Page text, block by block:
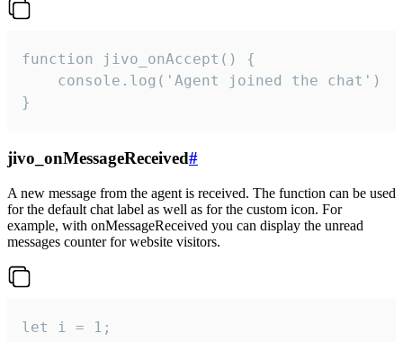
function jivo_onAccept() {
}
jivo_onMessageReceived#
A new message from the agent is received. The function can be used
for the default chat label as well as for the custom icon. For
example, with onMessageReceived you can display the unread
messages counter for website visitors.
let i = 1;